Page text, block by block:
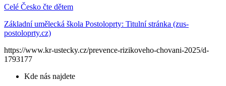
Celé Česko čte dětem
Základní umělecká škola Postoloprty: Titulní stránka (zus-
postoloprty.cz)
https://www.kr-ustecky.cz/prevence-rizikoveho-chovani-2025/d-
1793177
Kde nás najdete